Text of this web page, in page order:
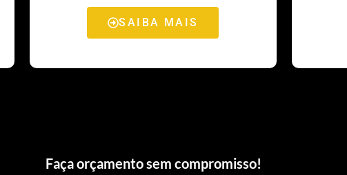
SAIBA MAIS
Faça orçamento sem compromisso!